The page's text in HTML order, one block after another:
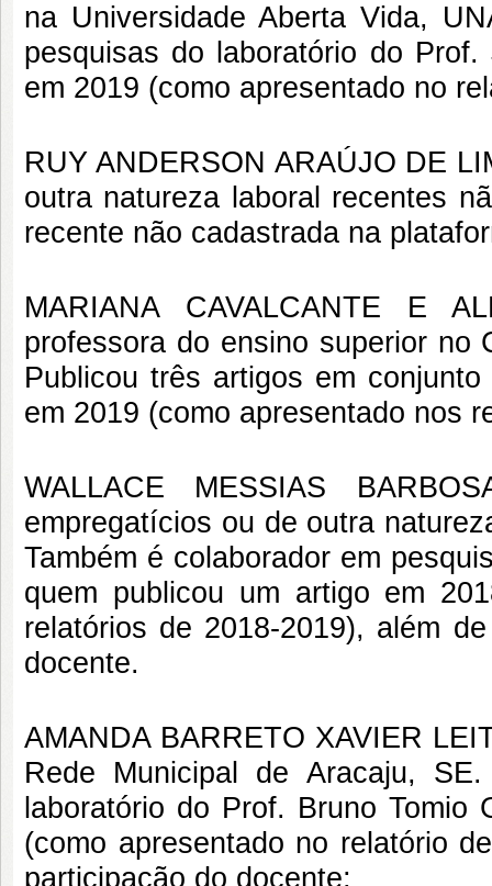
na Universidade Aberta Vida,
pesquisas do laboratório do
em 2019 (como apresentado no
RUY ANDERSON ARAÚJO DE
outra natureza laboral recentes
recente não cadastrada na
MARIANA CAVALCANTE E
professora do ensino superior no
Publicou três artigos em
em 2019 (como apresentado nos
WALLACE MESSIAS
empregatícios ou de outra
Também é colaborador em
quem publicou um artigo em
relatórios de 2018-2019), além
docente.
AMANDA BARRETO XAVIER
Rede Municipal de Aracaju,
laboratório do Prof. Bruno
(como apresentado no relatório
participação do docente;